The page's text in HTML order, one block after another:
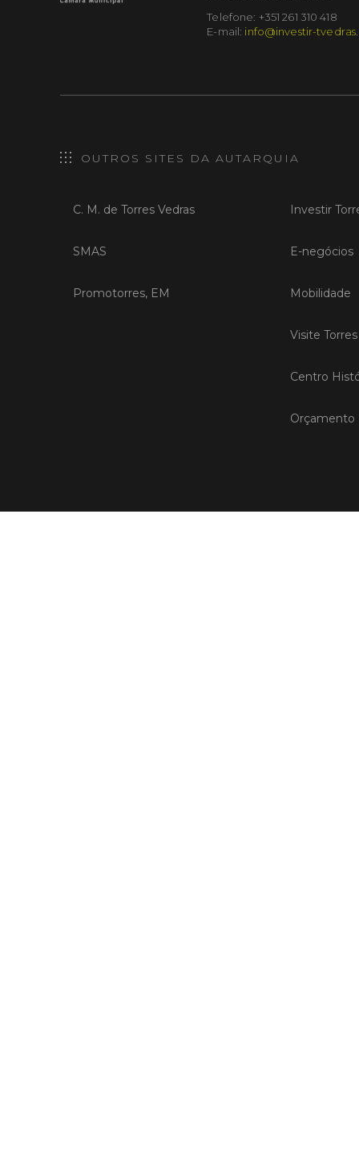
Telefone: +351 261 310 418
E-mail: info@investir-
OUTROS SITES DA AUTARQUIA
C. M. de Torres Vedras
SMAS
Promotorres, EM
Investir
E-negócios
Mobilidade
Visite
Centro
Orçamento